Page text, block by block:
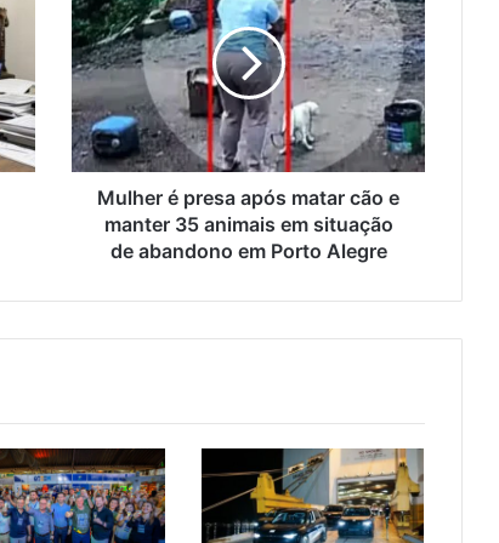
presa
após
matar
cão
e
manter
35
animais
situação
Mulher é presa após matar cão e
manter 35 animais em situação
de abandono em Porto Alegre